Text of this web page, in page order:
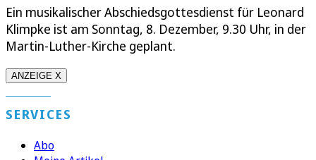
Ein musikalischer Abschiedsgottesdienst für Leonard
Klimpke ist am Sonntag, 8. Dezember, 9.30 Uhr, in der
Martin-Luther-Kirche geplant.
ANZEIGE X
SERVICES
Abo